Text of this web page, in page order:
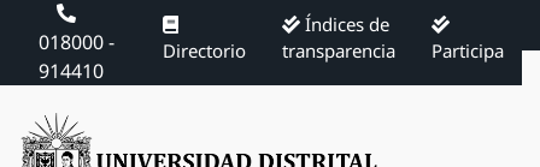
018000 -
914410
Directorio
Índices de
transparencia
Participa